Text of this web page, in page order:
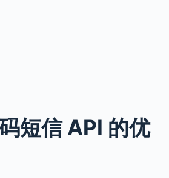
短信 API 的优